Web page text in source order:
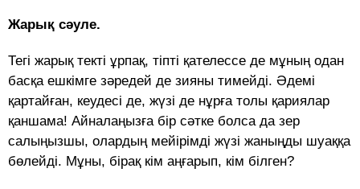
Жарық сәуле.
Тегі жарық текті ұрпақ, тіпті қателессе де мұның одан
басқа ешкімге зәредей де зияны тимейді. Әдемі
қартайған, кеудесі де, жүзі де нұрға толы қариялар
қаншама! Айналаңызға бір сәтке болса да зер
салыңызшы, олардың мейірімді жүзі жаныңды шуаққа
бөлейді. Мұны, бірақ кім аңғарып, кім білген?